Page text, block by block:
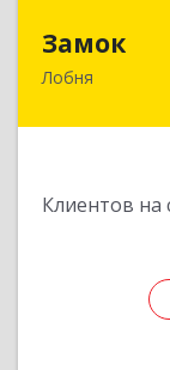
Замок
Лобня
Клиентов
Россия,